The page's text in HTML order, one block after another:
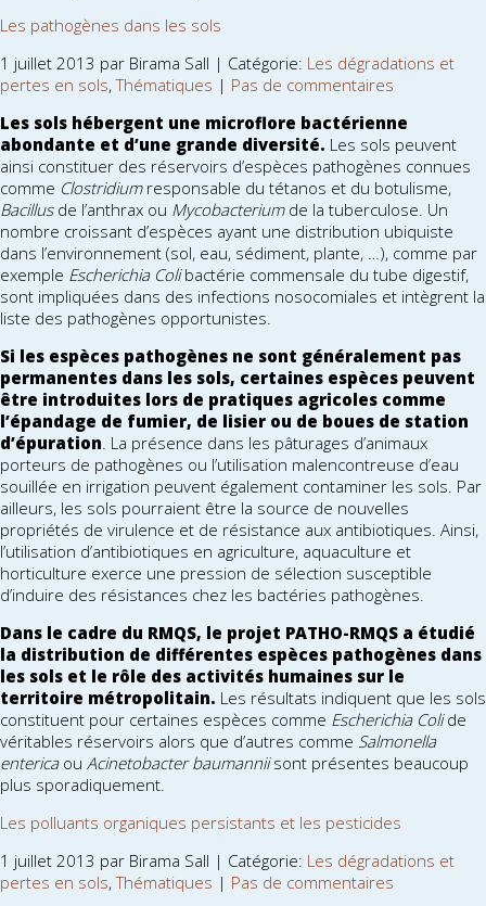
Les pathogènes dans les sols
1 juillet 2013 par Birama Sall | Catégorie: Les dégradations et
pertes en sols,Thématiques | Pas de commentaires
Les sols hébergent une microflore bactérienne
abondante et d’une grande diversité. Les sols peuvent
ainsi constituer des réservoirs d’espèces pathogènes connues
comme Clostridiumresponsable du tétanos et du botulisme,
Bacillusde l’anthrax ou Mycobacteriumde la tuberculose. Un
nombre croissant d’espèces ayant une distribution ubiquiste
dans l’environnement (sol, eau, sédiment, plante, …), comme par
exemple Escherichia Colibactérie commensale du tube digestif,
sont impliquées dans des infections nosocomiales et intègrent la
liste des pathogènes opportunistes.
Si les espèces pathogènes ne sont généralement pas
permanentes dans les sols, certaines espèces peuvent
être introduites lors de pratiques agricoles comme
l’épandage de fumier, de lisier ou de boues de station
d’épuration. La présence dans les pâturages d’animaux
porteurs de pathogènes ou l’utilisation malencontreuse d’eau
souillée en irrigation peuvent également contaminer les sols. Par
ailleurs, les sols pourraient être la source de nouvelles
propriétés de virulence et de résistance aux antibiotiques. Ainsi,
l’utilisation d’antibiotiques en agriculture, aquaculture et
horticulture exerce une pression de sélection susceptible
d’induire des résistances chez les bactéries pathogènes.
Dans le cadre du RMQS, le projet PATHO-RMQS a étudié
la distribution de différentes espèces pathogènes dans
les sols et le rôle des activités humaines sur le
territoire métropolitain. Les résultats indiquent que les sols
constituent pour certaines espèces comme Escherichia Colide
véritables réservoirs alors que d’autres comme Salmonella
entericaou Acinetobacter baumanniisont présentes beaucoup
plus sporadiquement.
Les polluants organiques persistants et les pesticides
1 juillet 2013 par Birama Sall | Catégorie: Les dégradations et
pertes en sols,Thématiques | Pas de commentaires